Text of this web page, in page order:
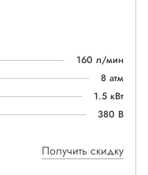
160 л/мин
8 атм
1.5 кВт
380 В
Получить скидку